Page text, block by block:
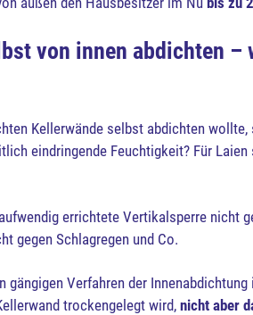
von innen abdichten –
Kellerwände selbst abdichten
eindringende Feuchtigkeit? Für
errichtete Vertikalsperre nicht
gegen Schlagregen und Co.
gängigen Verfahren der
trockengelegt wird, nicht aber